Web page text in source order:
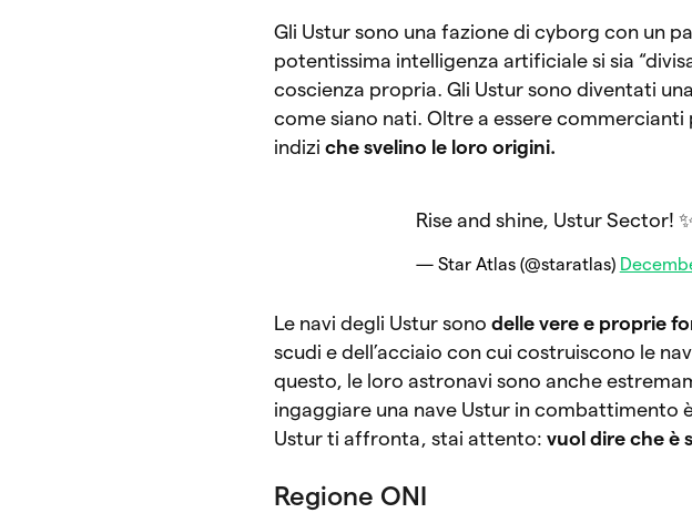
Gli Ustur sono una fazione di cyborg con un
potentissima intelligenza artificiale si sia
coscienza propria. Gli Ustur sono diventati
come siano nati. Oltre a essere
indiziche svelino le loro origini.
Rise and shine, Ustur Sector!
— Star Atlas (@staratlas)
Le navi degli Ustur sonodelle vere e proprie
scudi e dell’acciaio con cui costruiscono le
questo, le loro astronavi sono anche
ingaggiare una nave Ustur in combattimento
Ustur ti affronta, stai attento:vuol dire che è
Regione ONI